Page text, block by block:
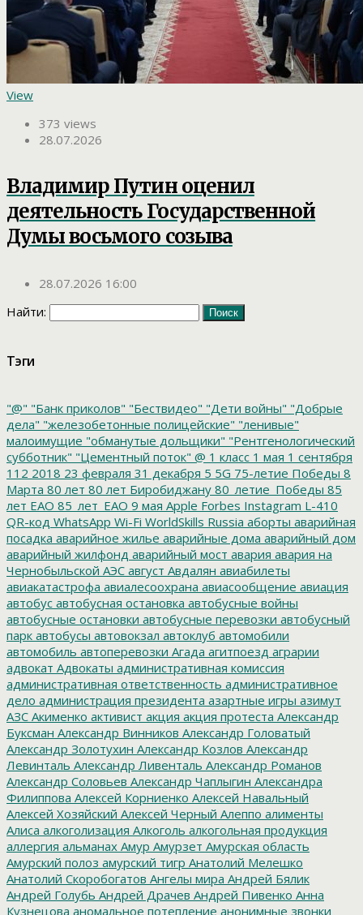
View
373 views
28.07.2026
Владимир Путин оценил
деятельность Государственной
Думы восьмого созыва
28.07.2026 16:00
Найти:
Тэги
"@" "Банк приколов" "Бествидео" "Дети войны" "Добрые
дела" "железобетонные полицейские" "ленивые"
малоимущие "обманутые дольщики" "Рентгенологический
субботник" "Цементный поток" @ 1 класс 1 мая 1 сентября
112 2018 23 февраля 31 декабря 5 5G 75-летие Победы 8
Марта 80 лет 80 лет Биробиджану 80_летие_Победы 85
лет ЕАО 85_лет_ЕАО 9 мая Apple Forbes Instagram L-410
QR-код WhatsApp Wi-Fi WorldSkills Russia аборты аварийная
посадка аварийное жилье аварийные дома аварийный дом
аварийный жилфонд аварийный мост авария авария на
Чернобыльской АЭС август Авдалян авиабилеты
авиакатастрофа авиалесоохрана авиасообщение авиация
автобус автобусная остановка автобусные войны
автобусные остановки автобусные перевозки автобусный
парк автобусы автовокзал автоклуб автомобили
автомобиль автоперевозки Агада агитпоезд аграрии
адвокат Адвокаты административная комиссия
административная ответственность административное
дело администрация президента азартные игры азимут
АЗС Акименко активист акция акция протеста Александр
Буксман Александр Винников Александр Головатый
Александр Золотухин Александр Козлов Александр
Левинталь Александр Ливенталь Александр Романов
Александр Соловьев Александр Чаплыгин Александра
Филиппова Алексей Корниенко Алексей Навальный
Алексей Хозяйский Алексей Черный Алеппо алименты
Алиса алкоголизация Алкоголь алкогольная продукция
аллергия альманах Амур Амурзет Амурская область
Амурский полоз амурский тигр Анатолий Мелешко
Анатолий Скоробогатов Ангелы мира Андрей Бялик
Андрей Голубь Андрей Драчев Андрей Пивенко Анна
Кузнецова аномальное потепление анонимные звонки